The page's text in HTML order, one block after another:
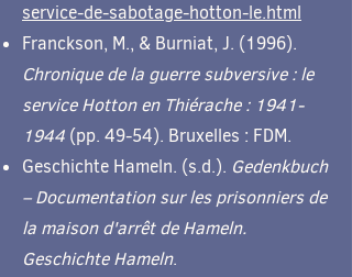
service-de-sabotage-hotton-le.html
Franckson, M., & Burniat, J. (1996).
Chronique de la guerre subversive : le
service Hotton en Thiérache : 1941-
1944 (pp. 49-54). Bruxelles : FDM.
Geschichte Hameln. (s.d.). Gedenkbuch
– Documentation sur les prisonniers de
la maison d'arrêt de Hameln.
Geschichte Hameln.